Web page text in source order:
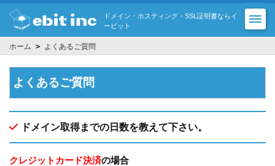
ドメイン・ホスティング・SSL証明書ならイ
ービット
ホーム ＞ よくあるご質問
よくあるご質問
ドメイン取得までの日数を教えて下さい。
クレジットカード決済の場合